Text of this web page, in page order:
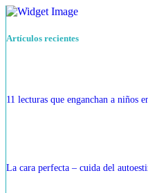
Artículos recientes
11 lecturas que enganchan a niños
La cara perfecta – cuida del